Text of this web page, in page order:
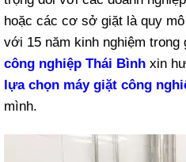
hoặc các cơ sở giặt là quy
với 15 năm kinh nghiệm trong
công nghiệp Thái Bình xin
lựa chọn máy giặt công
mình.